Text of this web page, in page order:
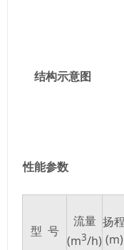
结构示意图
性能参数
型 号
流量
(m3/h)
扬程
(m)